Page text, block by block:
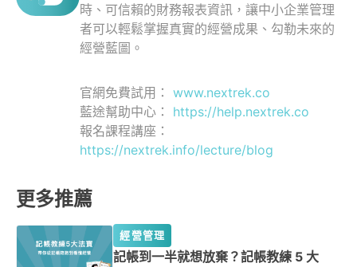
時、可信賴的財務報表資訊，讓中小企業管理
者可以輕鬆掌握真實的經營成果、勾勒未來的
經營藍圖。
官網免費試用： www.nextrek.co
藍途幫助中心： https://help.nextrek.co
報名課程講座：
https://nextrek.info/lecture/blog
更多推薦
經營管理
記帳到一半就想放棄？記帳教練 5 大